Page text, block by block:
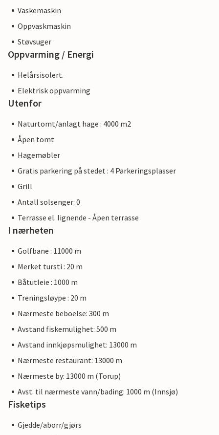
Vaskemaskin
Oppvaskmaskin
Støvsuger
Oppvarming / Energi
Helårsisolert.
Elektrisk oppvarming
Utenfor
Naturtomt/anlagt hage : 4000 m2
Åpen tomt
Hagemøbler
Gratis parkering på stedet : 4 Parkeringsplasser
Grill
Antall solsenger: 0
Terrasse el. lignende - Åpen terrasse
I nærheten
Golfbane : 11000 m
Merket tursti : 20 m
Båtutleie : 1000 m
Treningsløype : 20 m
Nærmeste beboelse: 300 m
Avstand fiskemulighet: 500 m
Avstand innkjøpsmulighet: 13000 m
Nærmeste restaurant: 13000 m
Nærmeste by: 13000 m (Torup)
Avst. til nærmeste vann/bading: 1000 m (Innsjø)
Fisketips
Gjedde/aborr/gjørs